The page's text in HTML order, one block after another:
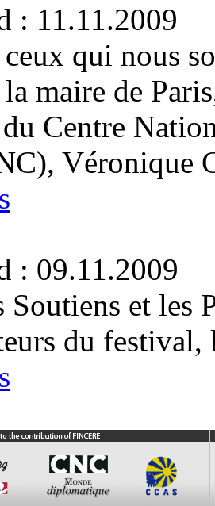
: 11.11.2009
qui nous
maire de
Centre
Véronique
: 09.11.2009
Soutiens et les
du festival,